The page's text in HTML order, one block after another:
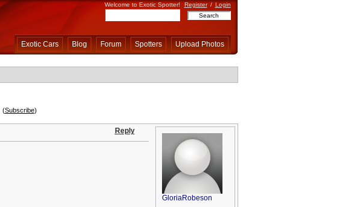
Welcome to Exotic Spotter! Register / Login
Exotic Cars Blog Forum Spotters Upload Photos
(Subscribe)
Reply
GloriaRobeson